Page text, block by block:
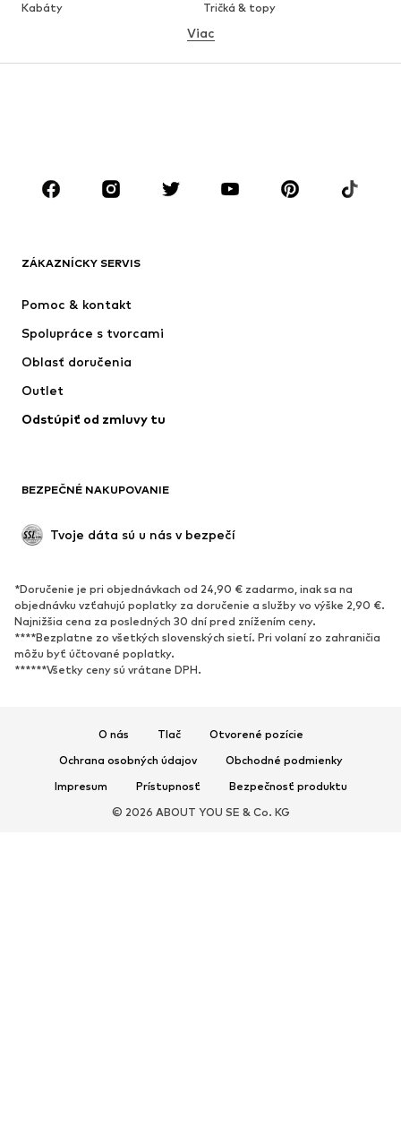
Kabáty
Tričká & topy
Bielizeň
Sukne
Blúzky & tuniky
Doplnky
Premium
Nové
Bundy
Bielizeň
Kabáty
Plavky
Upcyklácia
Nové
Obľúbené
Tenisky
Členkové čižmy
Topánky na vysokom podpätku
Sandále
Papuče
Exkluzívne
Viac
ZÁKAZNÍCKY SERVIS
Pomoc & kontakt
Spolupráce s tvorcami
Oblasť doručenia
Outlet
Odstúpiť od zmluvy tu
BEZPEČNÉ NAKUPOVANIE
Tvoje dáta sú u nás v bezpečí
*Doručenie je pri objednávkach od 24,90 € zadarmo, inak sa na
objednávku vzťahujú poplatky za doručenie a služby vo výške 2,90 €.
Najnižšia cena za posledných 30 dní pred znížením ceny.
****Bezplatne zo všetkých slovenských sietí. Pri volaní zo zahraničia
môžu byť účtované poplatky.
******Všetky ceny sú vrátane DPH.
O nás Tlač
Otvorené pozície
Ochrana osobných údajov
Obchodné podmienky
Impresum
Prístupnosť
Bezpečnosť produktu
© 2026 ABOUT YOU SE & Co. KG